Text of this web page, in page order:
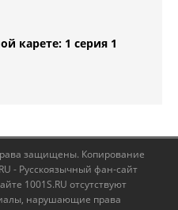
карете: 1 серия 1
защищены. Копирование
- Русскоязычный фан-сайт
1001S.RU отсутствуют
нарушающие права